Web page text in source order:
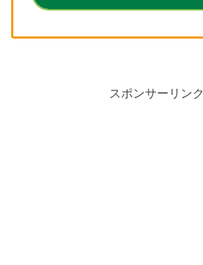
スポンサーリンク